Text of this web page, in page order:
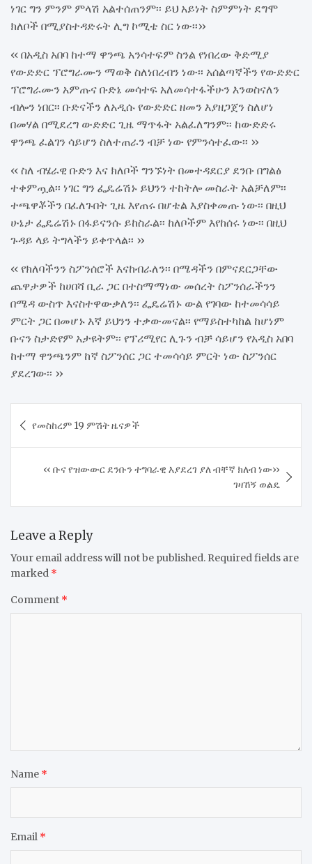
ነገር ግን ምንም ምላሽ አልተሰጠንም፡፡ ይህ አይነት ስምምነት ደግሞ
ክለቦች በሚያስተዳድሩት ሊግ ኮሚቴ ስር ነው፡፡››
‹‹ በአዲስ አበባ ከተማ ዋንጫ አንሳተፍም ስንል የነበረው ቅድሚያ
የውድድር ፕሮግራሙን ማወቅ ስለነበረብን ነው፡፡ አሰልጣኛችን የውድድር
ፕሮግራሙን አምጡና ቡድኔ መሳተፍ አለመሳተፋችሁን እንወስናለን
ብሎን ነበር፡፡ ቡድናችን ለአዲሱ የውድድር ዘመን እያዘጋጀን ስለሆነ
በመሃል በሚደረግ ውድድር ጊዜ ማጥፋት አልፈለግንም፡፡ ከውድድሩ
ዋንጫ ፈልገን ሳይሆን ስለተጠራን ብቻ ነው የምንሳተፈው፡፡ ››
‹‹ ስለ ብሄራዊ ቡድን እና ክለቦች ግንኙነት በመተዳደርያ ደንቡ በግልፅ
ተቀምጧል፡፡ ነገር ግን ፌዴሬሽኑ ይህንን ተከትሎ መስራት አልቻለም፡፡
ተጫዋቾችን በፈለጉበት ጊዜ እየጠሩ በሆቴል እያስቀመጡ ነው፡፡ በዚህ
ሁኔታ ፌዴሬሽኑ በፋይናንሱ ይከስራል፡፡ ከለቦችም እየከሰሩ ነው፡፡ በዚህ
ጉዳይ ላይ ትግላችን ይቀጥላል፡፡ ››
‹‹ የክለባችንን ስፖንሰሮች እናከብራለን፡፡ በሜዳችን በምናደርጋቸው
ጨዋታዎች ከሀበሻ ቢራ ጋር በተስማማነው መሰረት ስፖንሰራችንን
በሜዳ ውስጥ እናስተዋውቃለን፡፡ ፌዴሬሽኑ ውል የገባው ከተመሳሳይ
ምርት ጋር በመሆኑ እኛ ይህንን ተቃውመናል፡፡ የማይስተካከል ከሆነም
ቡናን ስታድየም አታዩትም፡፡ የፕሪሚየር ሊጉን ብቻ ሳይሆን የአዲስ አበባ
ከተማ ዋንጫንም ከኛ ስፖንሰር ጋር ተመሳሳይ ምርት ነው ስፖንሰር
ያደረገው፡፡ ››
navigation
የመስከረም 19 ምሽት ዜናዎች
‹‹ ቡና የዝውውር ደንቡን ተግባራዊ እያደረገ ያለ ብቸኛ ክለብ ነው››
ገዛኸኝ ወልዴ
Leave a Reply
Your email address will not be published. Required fields are
marked *
Comment *
Name *
Email *